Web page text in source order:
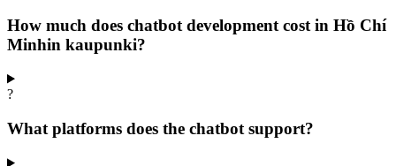
How much does chatbot development cost in Hồ Chí
Minhin kaupunki?
?
What platforms does the chatbot support?